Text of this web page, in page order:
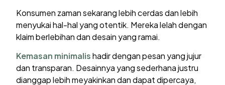
Konsumen zaman sekarang lebih cerdas dan lebih
menyukai hal-hal yang otentik. Mereka lelah dengan
klaim berlebihan dan desain yang ramai.
Kemasan minimalishadir dengan pesan yang jujur
dan transparan. Desainnya yang sederhana justru
dianggap lebih meyakinkan dan dapat dipercaya,